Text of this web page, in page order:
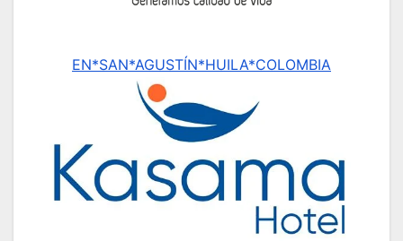
EN*SAN*AGUSTÍN*HUILA*COLOMBIA